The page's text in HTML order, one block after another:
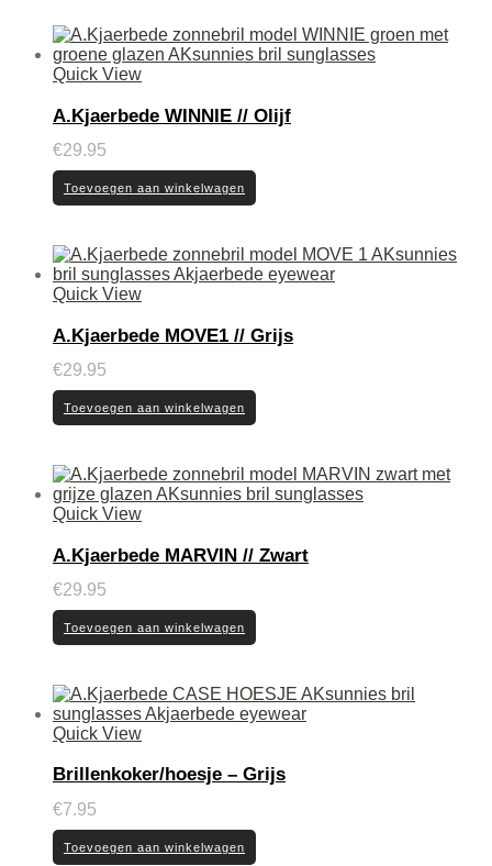
Quick View
A.Kjaerbede WINNIE // Olijf
€29.95
Toevoegen aan winkelwagen
Quick View
A.Kjaerbede MOVE1 // Grijs
€29.95
Toevoegen aan winkelwagen
Quick View
A.Kjaerbede MARVIN // Zwart
€29.95
Toevoegen aan winkelwagen
Quick View
Brillenkoker/hoesje – Grijs
€7.95
Toevoegen aan winkelwagen